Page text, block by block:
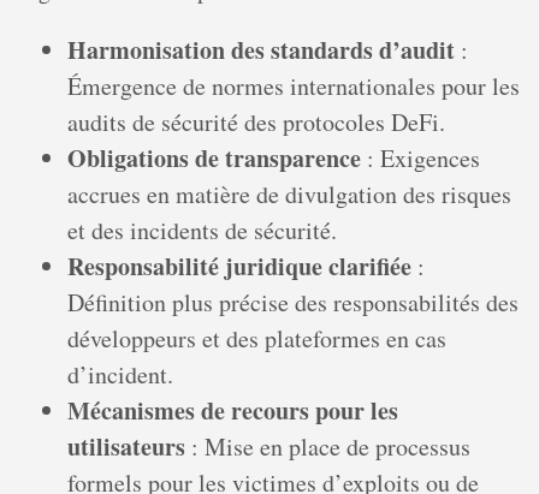
Harmonisation des standards d’audit :
Émergence de normes internationales pour les
audits de sécurité des protocoles DeFi.
Obligations de transparence : Exigences
accrues en matière de divulgation des risques
et des incidents de sécurité.
Responsabilité juridique clarifiée :
Définition plus précise des responsabilités des
développeurs et des plateformes en cas
d’incident.
Mécanismes de recours pour les
utilisateurs : Mise en place de processus
formels pour les victimes d’exploits ou de